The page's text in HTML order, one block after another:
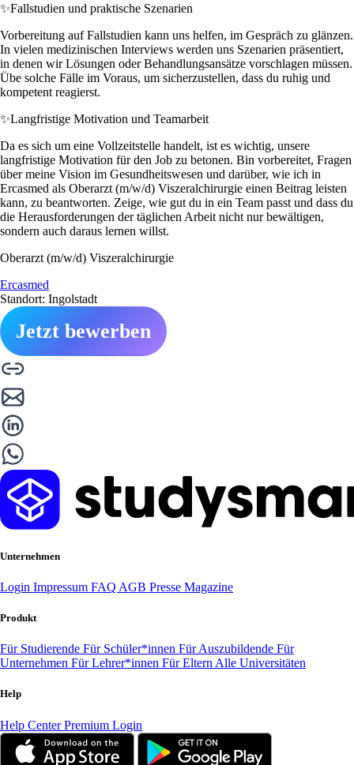
✨Fallstudien und praktische Szenarien
Vorbereitung auf Fallstudien kann uns helfen, im Gespräch zu glänzen.
In vielen medizinischen Interviews werden uns Szenarien präsentiert,
in denen wir Lösungen oder Behandlungsansätze vorschlagen müssen.
Übe solche Fälle im Voraus, um sicherzustellen, dass du ruhig und
kompetent reagierst.
✨Langfristige Motivation und Teamarbeit
Da es sich um eine Vollzeitstelle handelt, ist es wichtig, unsere
langfristige Motivation für den Job zu betonen. Bin vorbereitet, Fragen
über meine Vision im Gesundheitswesen und darüber, wie ich in
Ercasmed als Oberarzt (m/w/d) Viszeralchirurgie einen Beitrag leisten
kann, zu beantworten. Zeige, wie gut du in ein Team passt und dass du
die Herausforderungen der täglichen Arbeit nicht nur bewältigen,
sondern auch daraus lernen willst.
Oberarzt (m/w/d) Viszeralchirurgie
Ercasmed
Standort: Ingolstadt
Jetzt bewerben
Unternehmen
Login Impressum FAQ AGB Presse Magazine
Produkt
Für Studierende Für Schüler*innen Für Auszubildende Für
Unternehmen Für Lehrer*innen Für Eltern Alle Universitäten
Help
Help CenterPremium Login